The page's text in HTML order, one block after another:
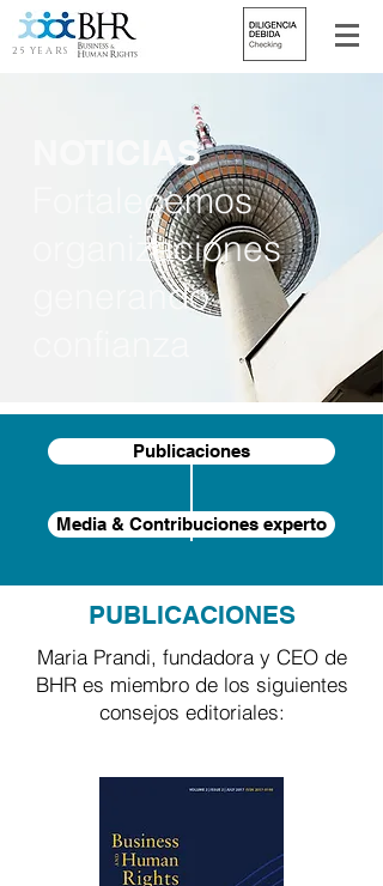
25 YEARS
NOTICIAS
Fortalecemos
organizaciones
generando
Publicaciones
Media & Contribuciones experto
PUBLICACIONES
Maria Prandi, fundadora y CEO de
BHR es miembro de los siguientes
consejos editoriales: